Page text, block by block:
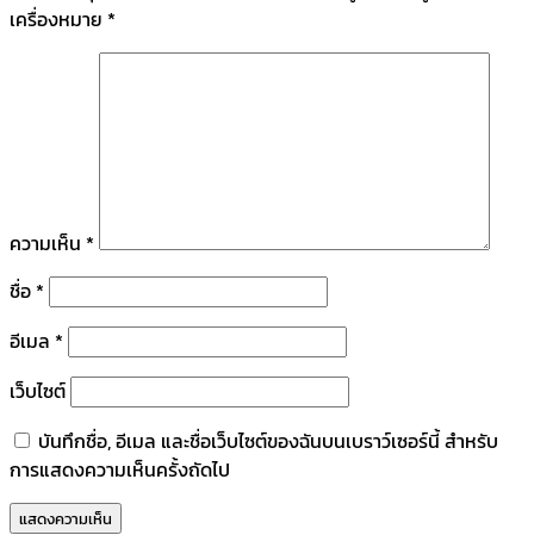
เครื่องหมาย *
ความเห็น *
ชื่อ *
อีเมล *
เว็บไซต์
บันทึกชื่อ, อีเมล และชื่อเว็บไซต์ของฉันบนเบราว์เซอร์นี้ สำหรับ
การแสดงความเห็นครั้งถัดไป